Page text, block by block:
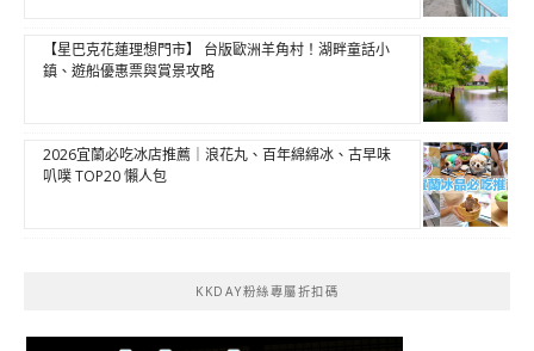
【星巴克花蓮理想門市】 台版歐洲羊角村！湖畔童話小
鎮、遊船優惠票與賞景攻略
2026宜蘭必吃冰店推薦｜浪花丸、百年綿綿冰、古早味
叭噗 TOP20 懶人包
KKDAY粉絲專屬折扣碼